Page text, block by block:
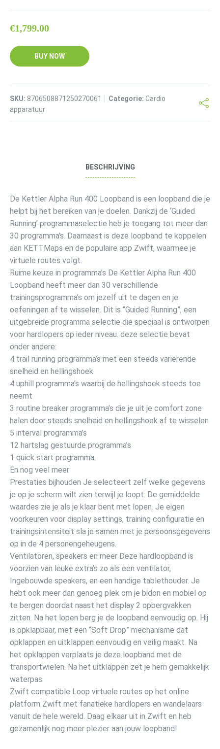
€1,799.00
BUY NOW
SKU: 8706508871250270061 Categorie: Cardio
apparatuur
BESCHRIJVING
De Kettler Alpha Run 400 Loopband is een loopband die je
helpt bij het bereiken van je doelen. Dankzij de ‘Guided
Running’ programmaselectie heb je toegang tot meer dan
30 programma’s. Daarnaast is deze loopband te koppelen
aan KETTMaps en de populaire app Zwift, waarmee je
virtuele routes volgt.
Ruime keuze in programma’s De Kettler Alpha Run 400
Loopband heeft meer dan 30 verschillende
trainingsprogramma’s om jezelf uit te dagen en je
oefeningen af te wisselen. Dit is “Guided Running”, een
uitgebreide programma selectie die speciaal is ontworpen
voor hardlopers op ieder niveau. deze selectie bevat
onder andere:
4 trail running programma’s met een steeds variërende
snelheid en hellingshoek
4 uphill programma’s waarbij de hellingshoek steeds toe
neemt
3 routine breaker programma’s die je uit je comfort zone
halen door steeds snelheid en hellingshoek af te wisselen
5 interval programma’s
12 hartslag gestuurde programma’s
1 quick start programma.
En nog veel meer
Prestaties bijhouden Je selecteert zelf welke gegevens
je op je scherm wilt zien terwijl je loopt. De gemiddelde
waardes zie je als je klaar bent met lopen. Je eigen
voorkeuren voor display settings, training configuratie en
trainingsintensiteit sla je samen met je persoonsgegevens
op in de 4 personengeheugens.
Ventilatoren, speakers en meer Deze hardloopband is
voorzien van leuke extra’s zo als een ventilator,
Ingebouwde speakers, en een handige tablethouder. Je
hebt ook meer dan genoeg plek om je bidon en mobiel op
te bergen doordat naast het display 2 opbergvakken
zitten. Na het lopen berg je de loopband eenvoudig op. Hij
is opklapbaar, met een “Soft Drop” mechanisme dat
opklappen en uitklappen eenvoudig en veilig maakt. Na
het opklappen verplaats je deze loopband met de
transportwielen. Na het uitklappen zet je hem gemakkelijk
waterpas.
Zwift compatible Loop virtuele routes op het online
platform Zwift met fanatieke hardlopers en wandelaars
vanuit de hele wereld. Daag elkaar uit in Zwift en heb
gezamenlijk nog meer plezier aan jouw loopband!